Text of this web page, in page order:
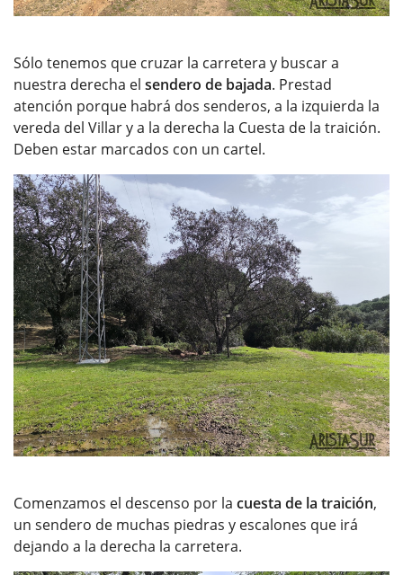
Sólo tenemos que cruzar la carretera y buscar a
nuestra derecha el sendero de bajada. Prestad
atención porque habrá dos senderos, a la izquierda la
vereda del Villar y a la derecha la Cuesta de la traición.
Deben estar marcados con un cartel.
Comenzamos el descenso por la cuesta de la traición,
un sendero de muchas piedras y escalones que irá
dejando a la derecha la carretera.